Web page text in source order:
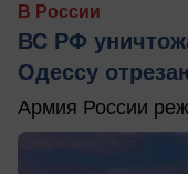
В России
ВС РФ
Одессу
Армия России